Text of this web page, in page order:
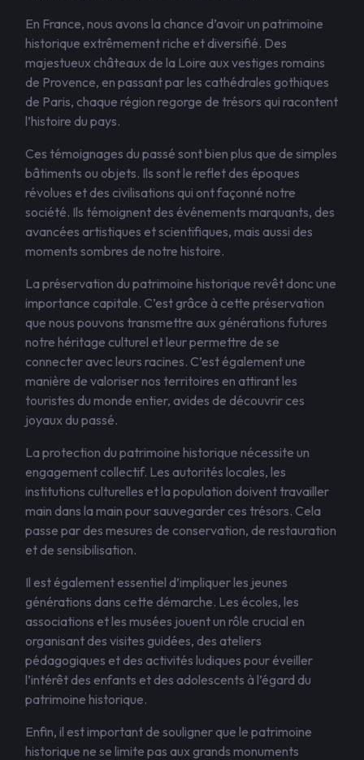
En France, nous avons la chance d’avoir un patrimoine
historique extrêmement riche et diversifié. Des
majestueux châteaux de la Loire aux vestiges romains
de Provence, en passant par les cathédrales gothiques
de Paris, chaque région regorge de trésors qui racontent
l’histoire du pays.
Ces témoignages du passé sont bien plus que de simples
bâtiments ou objets. Ils sont le reflet des époques
révolues et des civilisations qui ont façonné notre
société. Ils témoignent des événements marquants, des
avancées artistiques et scientifiques, mais aussi des
moments sombres de notre histoire.
La préservation du patrimoine historique revêt donc une
importance capitale. C’est grâce à cette préservation
que nous pouvons transmettre aux générations futures
notre héritage culturel et leur permettre de se
connecter avec leurs racines. C’est également une
manière de valoriser nos territoires en attirant les
touristes du monde entier, avides de découvrir ces
joyaux du passé.
La protection du patrimoine historique nécessite un
engagement collectif. Les autorités locales, les
institutions culturelles et la population doivent travailler
main dans la main pour sauvegarder ces trésors. Cela
passe par des mesures de conservation, de restauration
et de sensibilisation.
Il est également essentiel d’impliquer les jeunes
générations dans cette démarche. Les écoles, les
associations et les musées jouent un rôle crucial en
organisant des visites guidées, des ateliers
pédagogiques et des activités ludiques pour éveiller
l’intérêt des enfants et des adolescents à l’égard du
patrimoine historique.
Enfin, il est important de souligner que le patrimoine
historique ne se limite pas aux grands monuments